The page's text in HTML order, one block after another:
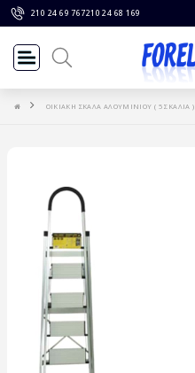
210 24 69 767210 24 68 169
ΟΙΚΙΑΚΗ ΣΚΑΛΑ ΑΛΟΥΜΙΝΙΟΥ ( 5 ΣΚΑΛΙΑ )